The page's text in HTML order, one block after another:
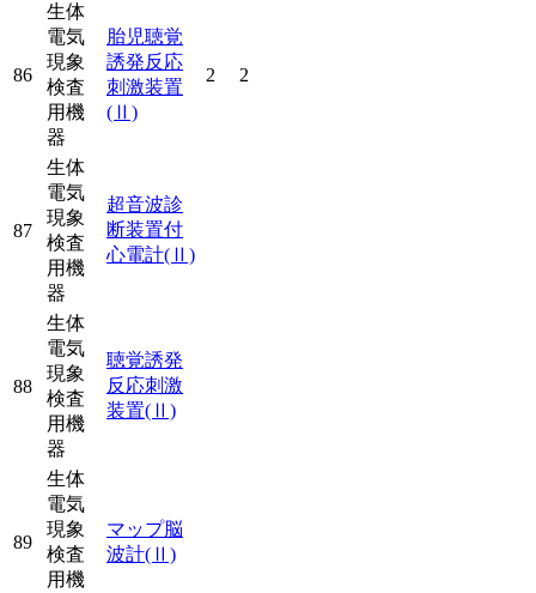
86
生体
電気
現象
検査
用機
器
胎児聴覚
誘発反応
刺激装置
(Ⅱ)
2 2
87
生体
電気
現象
検査
用機
器
超音波診
断装置付
心電計(Ⅱ)
88
生体
電気
現象
検査
用機
器
聴覚誘発
反応刺激
装置(Ⅱ)
89
生体
電気
現象
検査
用機
マップ脳
波計(Ⅱ)